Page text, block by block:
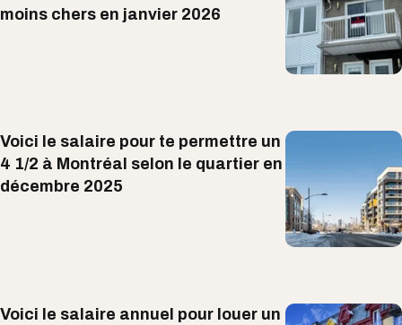
moins chers en janvier 2026
Voici le salaire pour te permettre un
4 1/2 à Montréal selon le quartier en
décembre 2025
Voici le salaire annuel pour louer un